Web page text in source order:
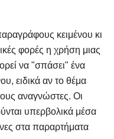
κειμένου κι
φορές η χρήση μιας
να "σπάσει" ένα
ειδικά αν το θέμα
αναγνώστες. Οι
υπερβολικά μέσα
στα παραρτήματα